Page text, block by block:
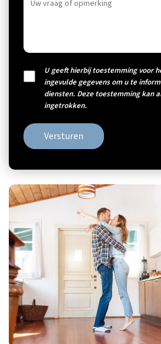
U geeft hierbij toestemming voor
ingevulde gegevens om u te
diensten. Deze toestemming kan
ingetrokken.
Versturen